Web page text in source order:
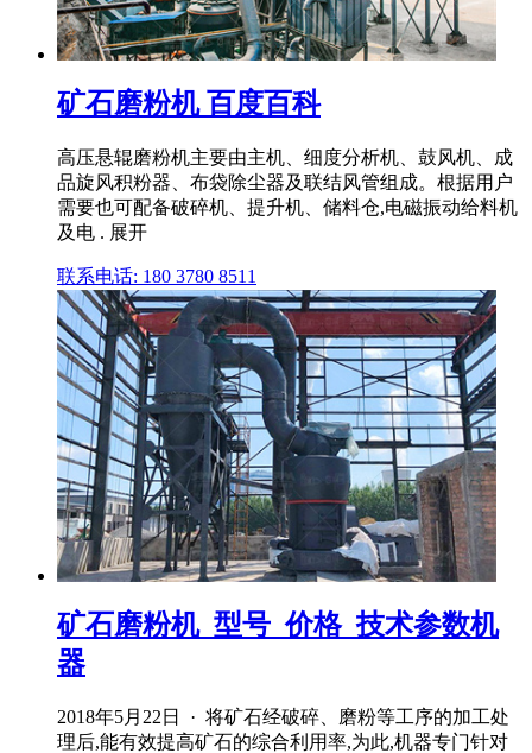
矿石磨粉机 百度百科
高压悬辊磨粉机主要由主机、细度分析机、鼓风机、成
品旋风积粉器、布袋除尘器及联结风管组成。根据用户
需要也可配备破碎机、提升机、储料仓,电磁振动给料机
及电 . 展开
联系电话: 180 3780 8511
矿石磨粉机_型号_价格_技术参数机
器
2018年5月22日 · 将矿石经破碎、磨粉等工序的加工处
理后,能有效提高矿石的综合利用率,为此,机器专门针对